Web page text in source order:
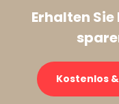
Erhalten Sie
Kostenlos